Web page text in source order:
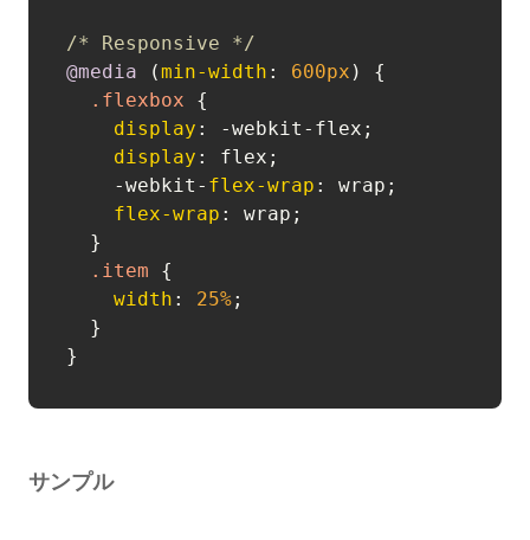
/* Responsive */
@media (min-width : 600px ) {
.flexbox {
display : -webkit-flex;
display : flex;
    -webkit-
flex-wrap : wrap;
flex-wrap : wrap;
  }
.item {
width : 25%;
  }
サンプル